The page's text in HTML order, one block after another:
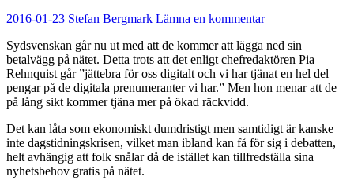
2016-01-23 Stefan Bergmark Lämna en kommentar
Sydsvenskan går nu ut med att de kommer att lägga ned sin
betalvägg på nätet. Detta trots att det enligt chefredaktören Pia
Rehnquist går ”jättebra för oss digitalt och vi har tjänat en hel del
pengar på de digitala prenumeranter vi har.” Men hon menar att de
på lång sikt kommer tjäna mer på ökad räckvidd.
Det kan låta som ekonomiskt dumdristigt men samtidigt är kanske
inte dagstidningskrisen, vilket man ibland kan få för sig i debatten,
helt avhängig att folk snålar då de istället kan tillfredställa sina
nyhetsbehov gratis på nätet.